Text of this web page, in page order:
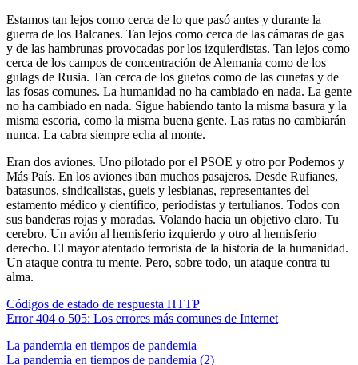
Estamos tan lejos como cerca de lo que pasó antes y durante la
guerra de los Balcanes. Tan lejos como cerca de las cámaras de gas
y de las hambrunas provocadas por los izquierdistas. Tan lejos como
cerca de los campos de concentración de Alemania como de los
gulags de Rusia. Tan cerca de los guetos como de las cunetas y de
las fosas comunes. La humanidad no ha cambiado en nada. La gente
no ha cambiado en nada. Sigue habiendo tanto la misma basura y la
misma escoria, como la misma buena gente. Las ratas no cambiarán
nunca. La cabra siempre echa al monte.
Eran dos aviones. Uno pilotado por el PSOE y otro por Podemos y
Más País. En los aviones iban muchos pasajeros. Desde Rufianes,
batasunos, sindicalistas, gueis y lesbianas, representantes del
estamento médico y científico, periodistas y tertulianos. Todos con
sus banderas rojas y moradas. Volando hacia un objetivo claro. Tu
cerebro. Un avión al hemisferio izquierdo y otro al hemisferio
derecho. El mayor atentado terrorista de la historia de la humanidad.
Un ataque contra tu mente. Pero, sobre todo, un ataque contra tu
alma.
Códigos de estado de respuesta HTTP
Error 404 o 505: Los errores más comunes de Internet
La pandemia en tiempos de pandemia
La pandemia en tiempos de pandemia (2)